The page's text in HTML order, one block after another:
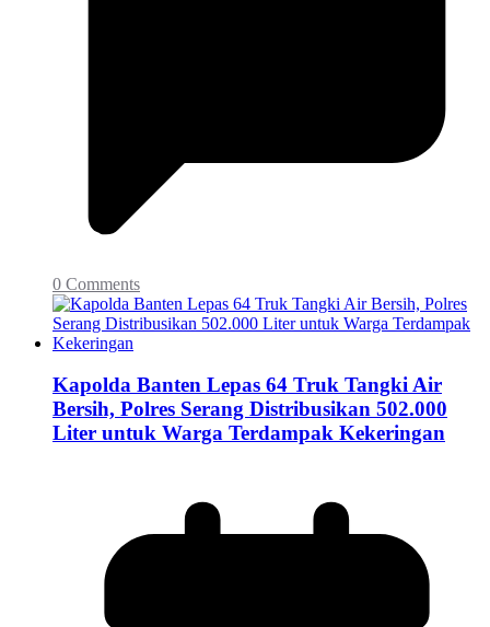
0 Comments
Kapolda Banten Lepas 64 Truk Tangki Air
Bersih, Polres Serang Distribusikan 502.000
Liter untuk Warga Terdampak Kekeringan